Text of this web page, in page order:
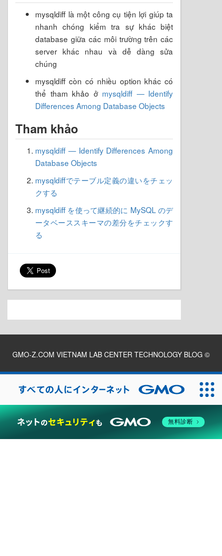
mysqldiff là một công cụ tiện lợi giúp ta
nhanh chóng kiểm tra sự khác biệt
database giữa các môi trường trên các
server khác nhau và dễ dàng sửa
chúng
mysqldiff còn có nhiều option khác có
thể tham khảo ở mysqldiff — Identify
Differences Among Database Objects
Tham khảo
mysqldiff — Identify Differences Among
Database Objects
mysqldiffでテーブル定義の違いをチェッ
クする
mysqldiff を使って継続的に MySQL のデ
ータベーススキーマの差分をチェックす
る
GMO-Z.COM VIETNAM LAB CENTER TECHNOLOGY BLOG ©
2026
無料診断